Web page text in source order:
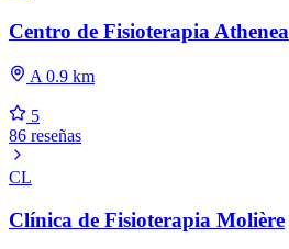
Centro de Fisioterapia Athenea
A 0.9 km
5
86 reseñas
CL
Clínica de Fisioterapia Molière